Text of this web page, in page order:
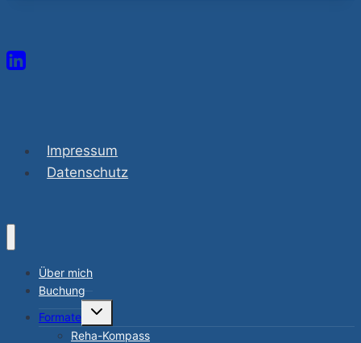
Impressum
Datenschutz
Über mich
Buchung
Formate
Untermenü
umschalten
Reha-Kompass